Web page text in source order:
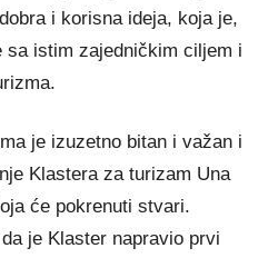
i korisna ideja, koja je,
sa istim zajedničkim ciljem i
je izuzetno bitan i važan i
Klastera za turizam Una
će pokrenuti stvari.
je Klaster napravio prvi